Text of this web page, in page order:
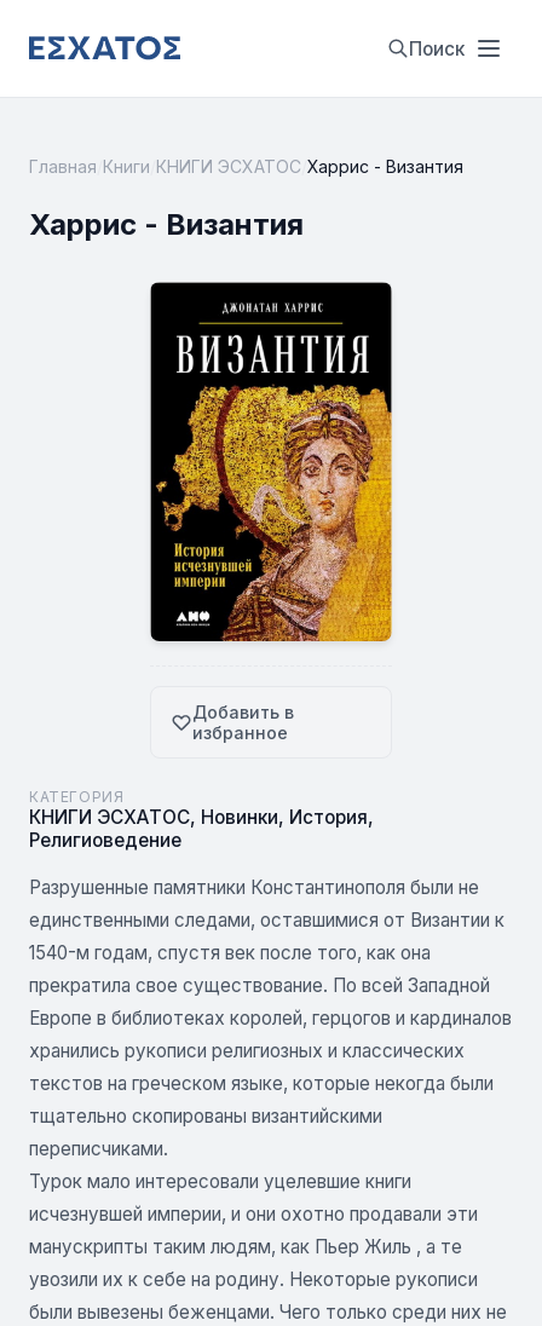
Поиск
Главная Книги КНИГИ ЭСХАТОС Харрис - Византия
Харрис - Византия
Добавить в
избранное
КАТЕГОРИЯ
КНИГИ ЭСХАТОС, Новинки, История,
Религиоведение
Разрушенные памятники Константинополя были не
единственными следами, оставшимися от Византии к
1540-м годам, спустя век после того, как она
прекратила свое существование. По всей Западной
Европе в библиотеках королей, герцогов и кардиналов
хранились рукописи религиозных и классических
текстов на греческом языке, которые некогда были
тщательно скопированы византийскими
переписчиками.
Турок мало интересовали уцелевшие книги
исчезнувшей империи, и они охотно продавали эти
манускрипты таким людям, как Пьер Жиль , а те
увозили их к себе на родину. Некоторые рукописи
были вывезены беженцами. Чего только среди них не